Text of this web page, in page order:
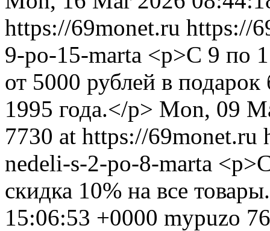
https://69monet.ru https://
9-po-15-marta <p>С 9 по
от 5000 рублей в
1995 года.</p> Mon, 09
7730 at https://69monet.ru
nedeli-s-2-po-8-marta
скидка 10% на все
15:06:53 +0000 mypuzo